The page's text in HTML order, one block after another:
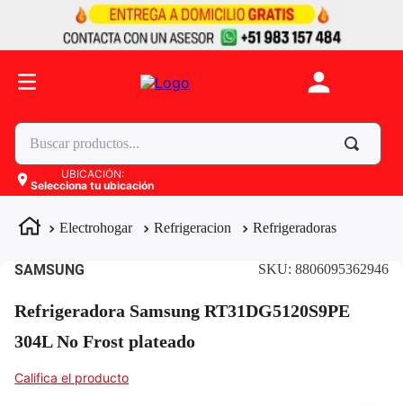
Buscar productos...
UBICACIÓN:
Selecciona tu ubicación
Electrohogar Refrigeracion Refrigeradoras
SAMSUNG SKU: 8806095362946
Refrigeradora Samsung RT31DG5120S9PE
304L No Frost plateado
Términos más buscados
celulares
4. apple